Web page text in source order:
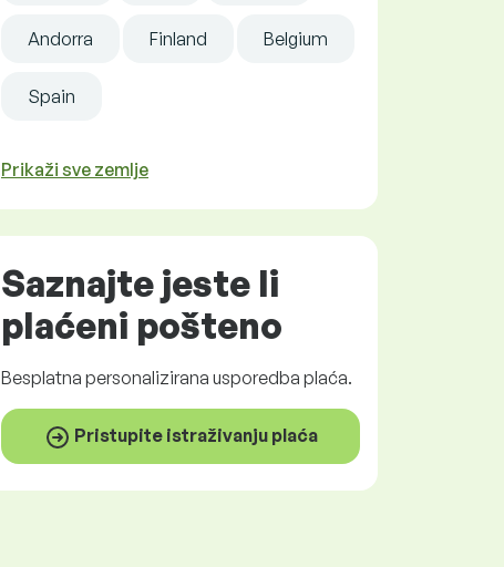
Andorra Finland Belgium
Spain
Prikaži sve zemlje
Saznajte jeste li
plaćeni pošteno
Besplatna personalizirana usporedba plaća.
Pristupite istraživanju plaća